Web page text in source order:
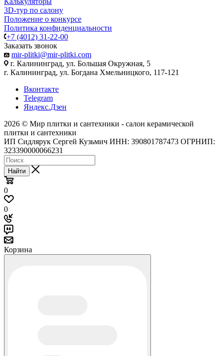
3D-тур по салону
Положение о конкурсе
Политика конфиденциальности
+7 (4012) 31-22-00
Заказать звонок
mir-plitki@mir-plitki.com
г. Калининград, ул. Большая Окружная, 5
г. Калининград, ул. Богдана Хмельницкого, 117-121
Вконтакте
Telegram
Яндекс.Дзен
2026 © Мир плитки и сантехники - салон керамической
плитки и сантехники
ИП Сидлярук Сергей Кузьмич ИНН: 390801787473 ОГРНИП:
323390000066231
Найти
0
0
Корзина